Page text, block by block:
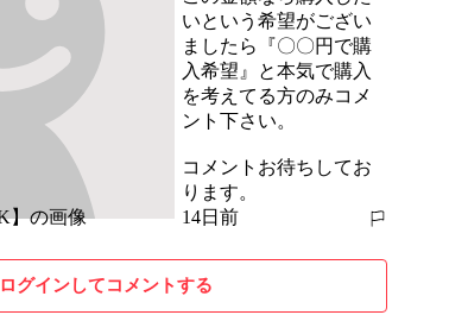
いという希望がござい
ましたら『〇〇円で購
入希望』と本気で購入
を考えてる方のみコメ
ント下さい。
コメントお待ちしてお
ります。
14日前
報告する
ログインしてコメントする